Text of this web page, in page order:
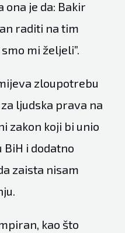
ona je da: Bakir
raditi na tim
mi željeli”.
zloupotrebu
ljudska prava na
zakon koji bi unio
BiH i dodatno
zaista nisam
kao što